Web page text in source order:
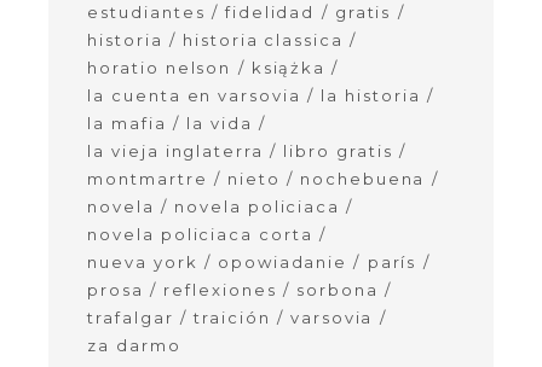
estudiantes
fidelidad
gratis
historia
historia classica
horatio nelson
książka
la cuenta en varsovia
la historia
la mafia
la vida
la vieja inglaterra
libro gratis
montmartre
nieto
nochebuena
novela
novela policiaca
novela policiaca corta
nueva york
opowiadanie
parís
prosa
reflexiones
sorbona
trafalgar
traición
varsovia
za darmo